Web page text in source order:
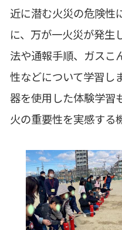
近に潜む火災の危険性
に、万が一火災が発生
法や通報手順、ガスこ
性などについて学習し
器を使用した体験学習
火の重要性を実感する